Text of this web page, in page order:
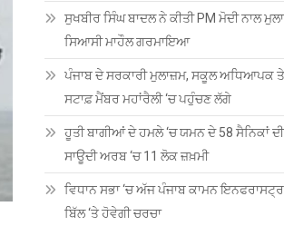
ਸੁਖਬੀਰ ਸਿੰਘ ਬਾਦਲ ਨੇ ਕੀਤੀ PM ਮੋਦੀ ਨਾਲ
ਸਿਆਸੀ ਮਾਹੌਲ ਗਰਮਾਇਆ
ਪੰਜਾਬ ਦੇ ਸਰਕਾਰੀ ਮੁਲਾਜ਼ਮ, ਸਕੂਲ ਅਧਿਆਪਕ
ਸਟਾਫ਼ ਮੈਂਬਰ ਮਹਾਂਰੈਲੀ ‘ਚ ਪਹੁੰਚਣ ਲੱਗੇ
ਹੂਤੀ ਬਾਗੀਆਂ ਦੇ ਹਮਲੇ ‘ਚ ਯਮਨ ਦੇ 58 ਸੈਨਿਕਾਂ
ਸਾਊਦੀ ਅਰਬ ‘ਚ 11 ਲੋਕ ਜ਼ਖ਼ਮੀ
ਵਿਧਾਨ ਸਭਾ ‘ਚ ਅੱਜ ਪੰਜਾਬ ਕਾਮਨ
ਬਿੱਲ ‘ਤੇ ਹੋਵੇਗੀ ਚਰਚਾ